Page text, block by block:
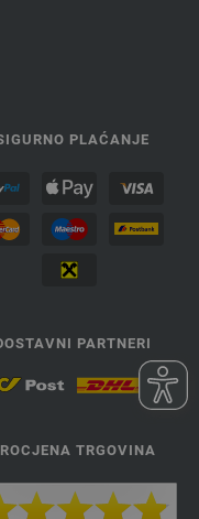
PLAĆANJE
PARTNERI
TRGOVINA